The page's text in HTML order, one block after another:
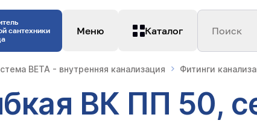
сантехники
Меню Каталог Поиск
BETA - внутренняя канализация Фитинги
ВК ПП 50,